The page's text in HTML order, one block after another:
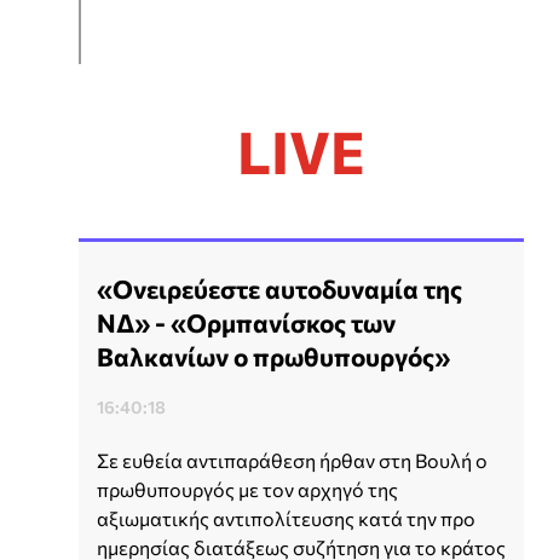
LIVE
«Ονειρεύεστε αυτοδυναμία της
ΝΔ» - «Ορμπανίσκος των
Βαλκανίων ο πρωθυπουργός»
16:40:18
Σε ευθεία αντιπαράθεση ήρθαν στη Βουλή ο
πρωθυπουργός με τον αρχηγό της
αξιωματικής αντιπολίτευσης κατά την προ
ημερησίας διατάξεως συζήτηση για το κράτος